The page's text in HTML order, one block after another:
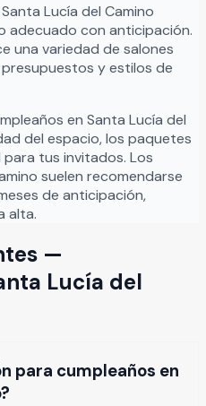
Santa Lucía del Camino
adecuado con anticipación.
una variedad de salones
y estilos de
en Santa Lucía del
del espacio, los paquetes
tus invitados. Los
suelen recomendarse
de anticipación,
alta.
—
Lucía del
para cumpleaños en